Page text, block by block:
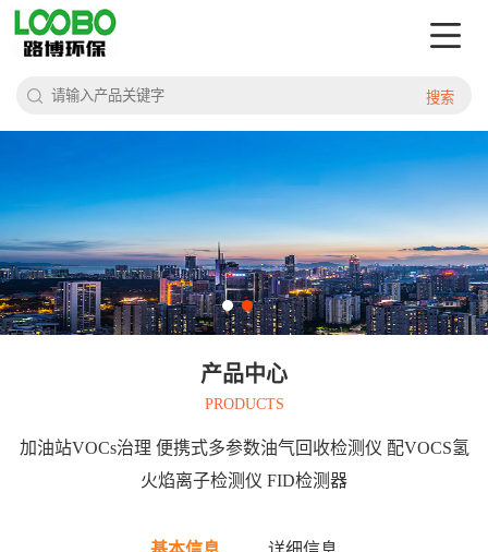
搜索
产品中心
PRODUCTS
加油站VOCs治理 便携式多参数油气回收检测仪 配VOCS氢
火焰离子检测仪 FID检测器